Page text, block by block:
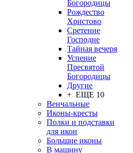
Богородицы
Рождество
Христово
Сретение
Господне
Тайная вечеря
Успение
Пресвятой
Богородицы
Другие
+ ЕЩЕ 10
Венчальные
Иконы-кресты
Полки и подставки
для икон
Большие иконы
В машину